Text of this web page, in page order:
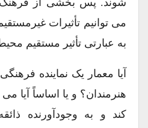
شوند. پس بخشی از فرهنگ،
می توانیم تأثیرات
به عبارتی تأثیر مستقیم محیط.
آیا معمار یک نماینده
هنرمندان؟ و یا اساساً آیا می
کند و به وجودآورنده